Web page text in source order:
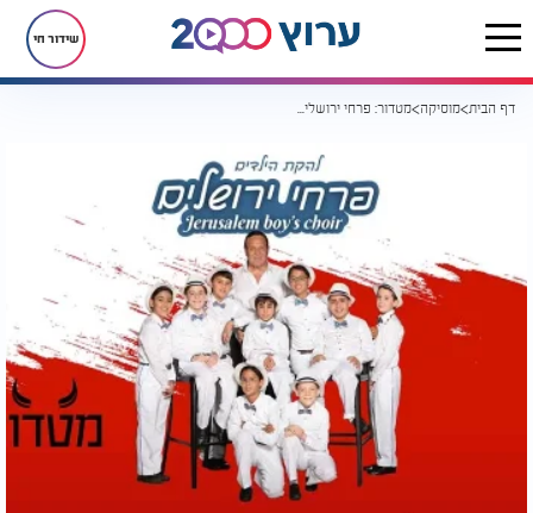
שידור חי
דף הבית מוסיקה מטדור: פרחי ירושלים שרים בצרפתית